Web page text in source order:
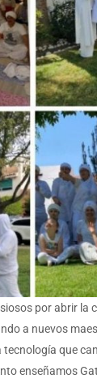
por abrir la
a nuevos
que
enseñamos